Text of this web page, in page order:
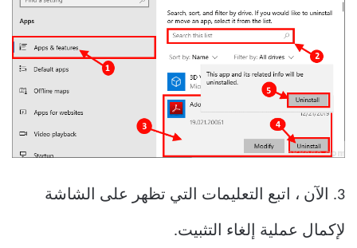
3. الآن ، اتبع التعليمات التي تظهر على الشاشة
لإكمال عملية إلغاء التثبيت.